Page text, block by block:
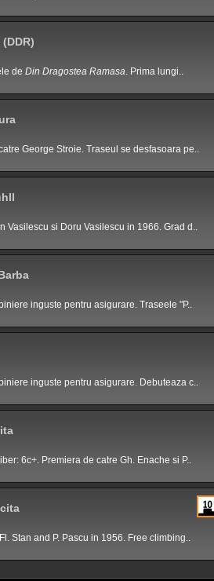
deDin Dragostea Ramasa. Prima lungi..
George Stroie. Traseul se desfasoara pe..
Vasilescu si Doru Vasilescu in 1966. Grad d..
inguste pentru asigurare. Traseele "P..
inguste pentru asigurare. Debuteaza c..
6c+. Premiera de catre Gh. Enache si P..
Stan and P. Pascu in 1956. Free climbing..